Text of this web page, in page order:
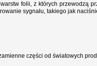
folii, z których przewodzą
sygnału, takiego jak
części od światowych